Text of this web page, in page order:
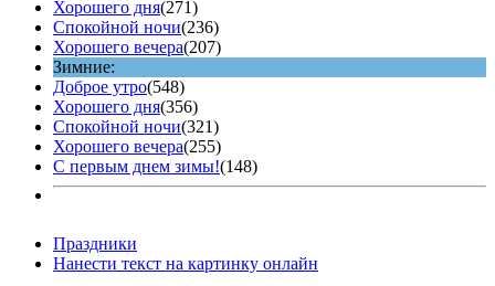
Хорошего дня(271)
Спокойной ночи(236)
Хорошего вечера(207)
Зимние:
Доброе утро(548)
Хорошего дня(356)
Спокойной ночи(321)
Хорошего вечера(255)
С первым днем зимы!(148)
Праздники
Нанести текст на картинку онлайн